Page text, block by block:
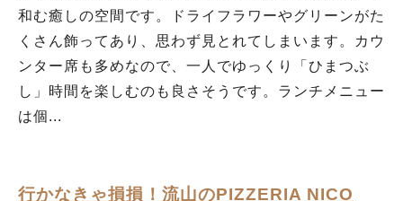
和む癒しの空間です。ドライフラワーやグリーンがた
くさん飾ってあり、思わず見とれてしまいます。カウ
ンター席も多めなので、一人でゆっくり「ひまつぶ
し」時間を楽しむのも良さそうです。ランチメニュー
は個...
行かなきゃ損損！流山のPIZZERIA NICO